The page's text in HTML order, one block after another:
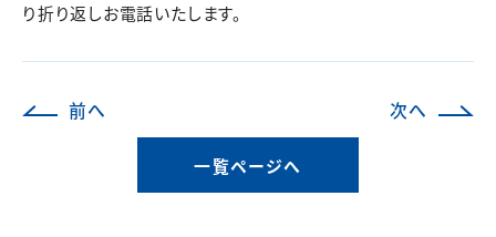
り折り返しお電話いたします。
前へ 次へ
一覧ページへ